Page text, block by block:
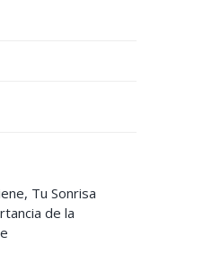
Tu Sonrisa
de la